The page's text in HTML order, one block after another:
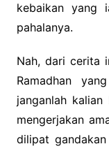
kebaikan yang
pahalanya.
Nah, dari cerita
Ramadhan
janganlah
mengerjakan
dilipat